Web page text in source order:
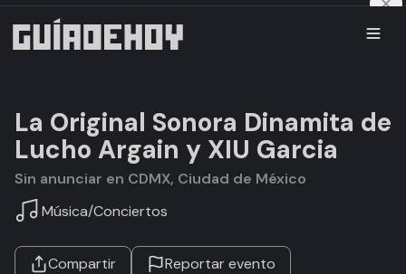
La Original Sonora Dinamita de
Lucho Argain y XIU Garcia
Sin anunciar en CDMX, Ciudad de México
Música/Conciertos
Compartir Reportar evento